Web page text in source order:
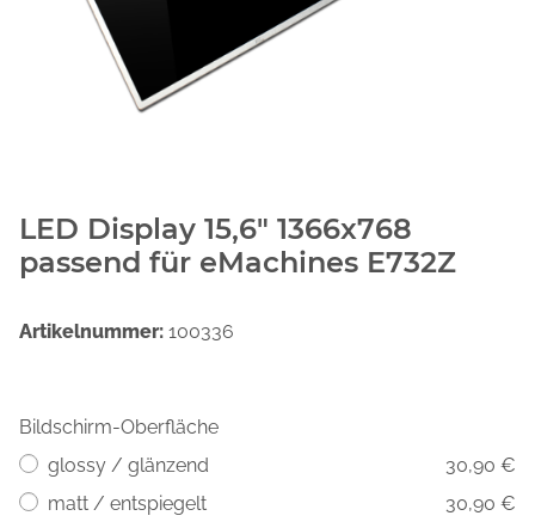
LED Display 15,6" 1366x768
passend für eMachines E732Z
Artikelnummer: 100336
Bildschirm-Oberfläche
glossy / glänzend
30,90 €
matt / entspiegelt
30,90 €